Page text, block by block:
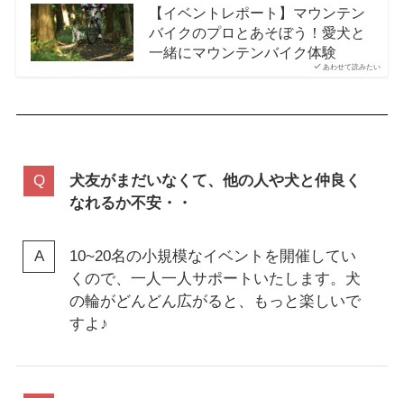
あわせて読みたい
【イベントレポート】マウンテン
バイクのプロとあそぼう！愛犬と
一緒にマウンテンバイク体験
犬友がまだいなくて、他の人や犬と仲良く
なれるか不安・・
10~20名の小規模なイベントを開催してい
くので、一人一人サポートいたします。犬
の輪がどんどん広がると、もっと楽しいで
すよ♪